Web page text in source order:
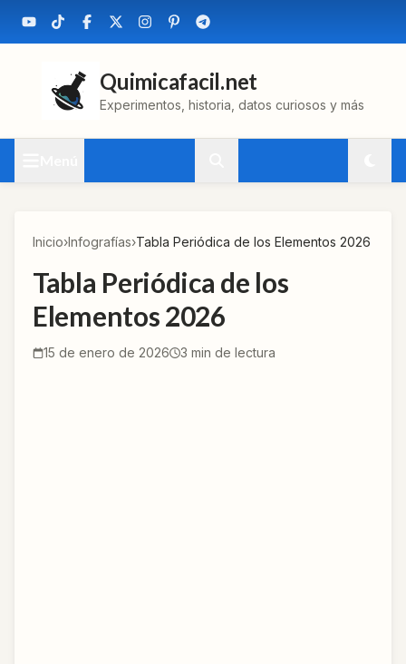
Quimicafacil.net
Experimentos, historia, datos curiosos y más
Inicio›Infografías›Tabla Periódica de los Elementos 2026
Tabla Periódica de los
Elementos 2026
15 de enero de 2026 3 min de lectura